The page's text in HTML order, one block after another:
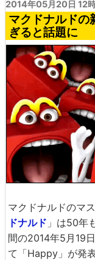
2014年05月20日 12
マクドナルド
ぎると話題に
マクドナルドのマ
ドナルド 」は50年
間の2014年5月19
て「Happy」が発